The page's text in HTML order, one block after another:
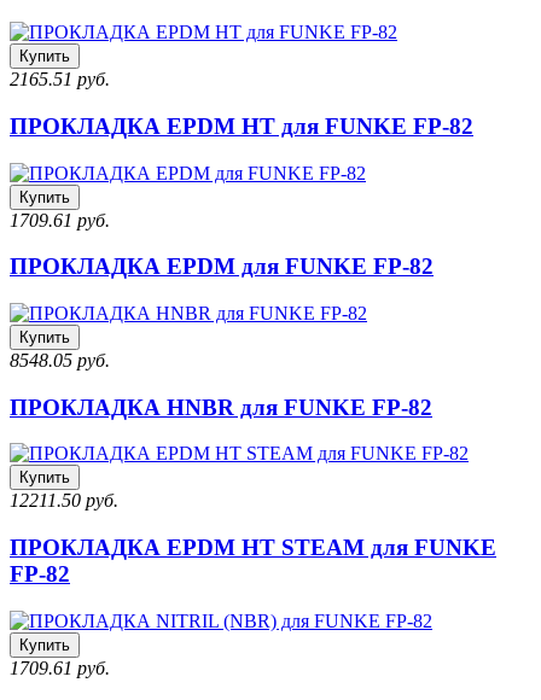
Купить
2165.51 руб.
ПРОКЛАДКА EPDM HT для FUNKE FP-82
Купить
1709.61 руб.
ПРОКЛАДКА EPDM для FUNKE FP-82
Купить
8548.05 руб.
ПРОКЛАДКА HNBR для FUNKE FP-82
Купить
12211.50 руб.
ПРОКЛАДКА EPDM HT STEAM для FUNKE
FP-82
Купить
1709.61 руб.